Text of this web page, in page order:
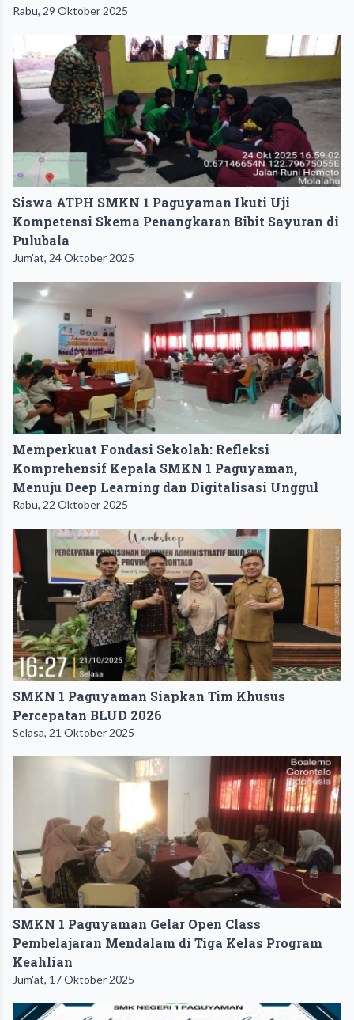
Rabu, 29 Oktober 2025
Siswa ATPH SMKN 1 Paguyaman Ikuti Uji
Kompetensi Skema Penangkaran Bibit Sayuran di
Pulubala
Jum'at, 24 Oktober 2025
Memperkuat Fondasi Sekolah: Refleksi
Komprehensif Kepala SMKN 1 Paguyaman,
Menuju Deep Learning dan Digitalisasi Unggul
Rabu, 22 Oktober 2025
SMKN 1 Paguyaman Siapkan Tim Khusus
Percepatan BLUD 2026
Selasa, 21 Oktober 2025
SMKN 1 Paguyaman Gelar Open Class
Pembelajaran Mendalam di Tiga Kelas Program
Keahlian
Jum'at, 17 Oktober 2025